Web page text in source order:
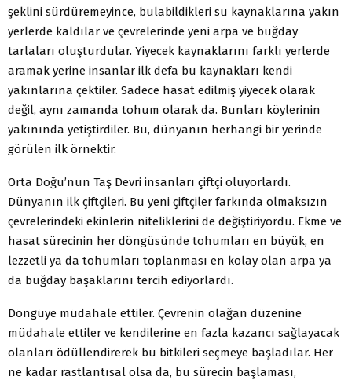
şeklini sürdüremeyince, bulabildikleri su kaynaklarına yakın
yerlerde kaldılar ve çevrelerinde yeni arpa ve buğday
tarlaları oluşturdular. Yiyecek kaynaklarını farklı yerlerde
aramak yerine insanlar ilk defa bu kaynakları kendi
yakınlarına çektiler. Sadece hasat edilmiş yiyecek olarak
değil, aynı zamanda tohum olarak da. Bunları köylerinin
yakınında yetiştirdiler. Bu, dünyanın herhangi bir yerinde
görülen ilk örnektir.
Orta Doğu’nun Taş Devri insanları çiftçi oluyorlardı.
Dünyanın ilk çiftçileri. Bu yeni çiftçiler farkında olmaksızın
çevrelerindeki ekinlerin niteliklerini de değiştiriyordu. Ekme ve
hasat sürecinin her döngüsünde tohumları en büyük, en
lezzetli ya da tohumları toplanması en kolay olan arpa ya
da buğday başaklarını tercih ediyorlardı.
Döngüye müdahale ettiler. Çevrenin olağan düzenine
müdahale ettiler ve kendilerine en fazla kazancı sağlayacak
olanları ödüllendirerek bu bitkileri seçmeye başladılar. Her
ne kadar rastlantısal olsa da, bu sürecin başlaması,